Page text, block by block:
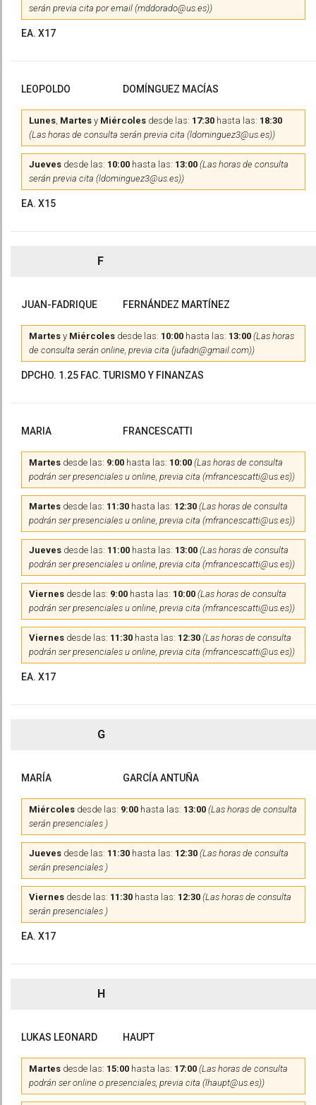
serán previa cita por email (mddorado@us.es))
EA. X17
LEOPOLDO DOMÍNGUEZ MACÍAS
Lunes, Martes y Miércoles desde las: 17:30 hasta las: 18:30
(Las horas de consulta serán previa cita (ldominguez3@us.es))
Jueves desde las: 10:00 hasta las: 13:00 (Las horas de consulta
serán previa cita (ldominguez3@us.es))
EA. X15
F
JUAN-FADRIQUE FERNÁNDEZ MARTÍNEZ
Martes y Miércoles desde las: 10:00 hasta las: 13:00 (Las horas
de consulta serán online, previa cita (jufadri@gmail.com))
DPCHO. 1.25 FAC. TURISMO Y FINANZAS
MARIA FRANCESCATTI
Martes desde las: 9:00 hasta las: 10:00 (Las horas de consulta
podrán ser presenciales u online, previa cita (mfrancescatti@us.es))
Martes desde las: 11:30 hasta las: 12:30 (Las horas de consulta
podrán ser presenciales u online, previa cita (mfrancescatti@us.es))
Jueves desde las: 11:00 hasta las: 13:00 (Las horas de consulta
podrán ser presenciales u online, previa cita (mfrancescatti@us.es))
Viernes desde las: 9:00 hasta las: 10:00 (Las horas de consulta
podrán ser presenciales u online, previa cita (mfrancescatti@us.es))
Viernes desde las: 11:30 hasta las: 12:30 (Las horas de consulta
podrán ser presenciales u online, previa cita (mfrancescatti@us.es))
EA. X17
G
MARÍA GARCÍA ANTUÑA
Miércoles desde las: 9:00 hasta las: 13:00 (Las horas de consulta
serán presenciales )
Jueves desde las: 11:30 hasta las: 12:30 (Las horas de consulta
serán presenciales )
Viernes desde las: 11:30 hasta las: 12:30 (Las horas de consulta
serán presenciales )
EA. X17
H
LUKAS LEONARD HAUPT
Martes desde las: 15:00 hasta las: 17:00 (Las horas de consulta
podrán ser online o presenciales, previa cita (lhaupt@us.es))